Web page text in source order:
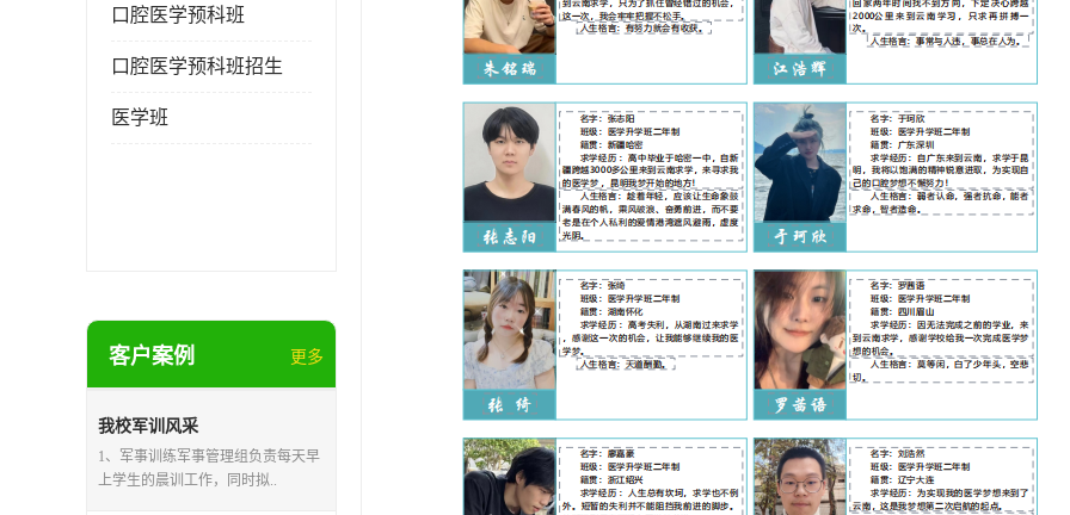
口腔医学预科班
口腔医学预科班招生
医学班
客户案例 更多
我校军训风采
1、军事训练军事管理组负责每天早
上学生的晨训工作，同时拟..